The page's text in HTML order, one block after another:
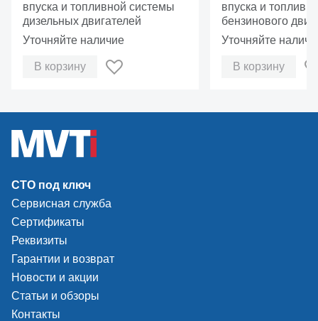
дизельных двигателей
MOTUL 110485
впуска и топливной системы
дизельных двигателей
Уточняйте наличие
В корзину
бензиновых
MOTUL 110484
впуска и
бензинового
Уточняйте
В корзину
СТО под ключ
Сервисная служба
Сертификаты
Реквизиты
Гарантии и возврат
Новости и акции
Статьи и обзоры
Контакты